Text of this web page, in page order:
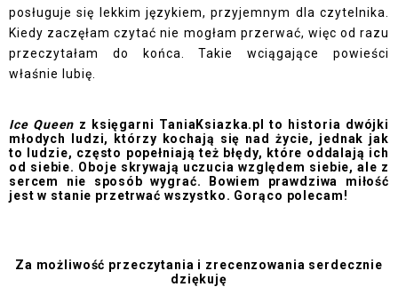
posługuje się lekkim językiem, przyjemnym dla czytelnika.
Kiedy zaczęłam czytać nie mogłam przerwać, więc od razu
przeczytałam do końca. Takie wciągające powieści
właśnie lubię.
Ice Queen z księgarni TaniaKsiazka.pl
to historia dwójki
młodych ludzi, którzy kochają się nad życie, jednak jak
to ludzie, często popełniają też błędy, które oddalają ich
od siebie. Oboje skrywają uczucia względem siebie, ale z
sercem nie sposób wygrać. Bowiem prawdziwa miłość
jest w stanie przetrwać wszystko. Gorąco polecam!
Za możliwość przeczytania i zrecenzowania serdecznie
dziękuję